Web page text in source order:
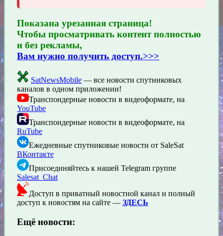
Показана урезанная страница!
Чтобы просматривать контент полностью
и без рекламы,
Вам нужно получить доступ.>>>
SatNewsMobile — все новости спутниковых
каналов в одном приложении!
Транспондерные новости в видеоформате, на
YouTube
Транспондерные новости в видеоформате, на
RuTube
Ежедневные спутниковые новости от SaleSat
ВКонтакте
Присоединяйтесь к нашей Telegram группе
Salesat_Chat
Доступ в приватный новостной канал и полный
доступ к новостям на сайте — ЗДЕСЬ
Ещё новости: